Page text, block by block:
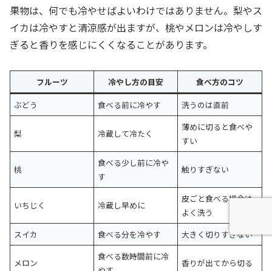
果物は、何でも冷やせばよいわけではありません。梨やス
イカは冷やすと清涼感が出ますが、桃やメロンは冷やしす
ぎると香りを感じにくくなることがあります。
フルーツ 冷やし方の目安
食べ方のコツ
ぶどう
食べる前に冷やす 洗うのは直前
梨 冷蔵して冷たく
薄めに切ると食べや
すい
桃
食べる少し前に冷や
す
触りすぎない
いちじく 冷蔵し早めに
皮ごと食べる場合は
よく洗う
スイカ
食べる分を冷やす 大きく切りすぎない
メロン
食べる数時間前に冷
香りが出てから切る